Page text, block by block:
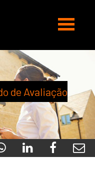
Abrir
de Avaliação